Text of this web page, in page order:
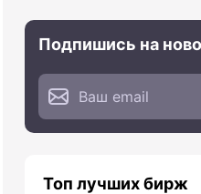
Подпишись на
Топ лучших бирж